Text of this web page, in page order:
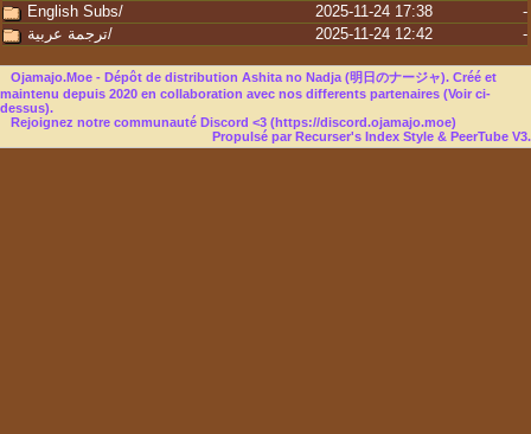
English Subs/
2025-11-24 17:38
-
ترجمة عربية/
2025-11-24 12:42 -
Ojamajo.Moe - Dépôt de distribution Ashita no Nadja (明日のナージャ). Créé et
maintenu depuis 2020 en collaboration avec nos differents partenaires (Voir ci-
dessus).
Rejoignez notre communauté Discord <3 (https://discord.ojamajo.moe)
Propulsé par Recurser's Index Style & PeerTube V3.